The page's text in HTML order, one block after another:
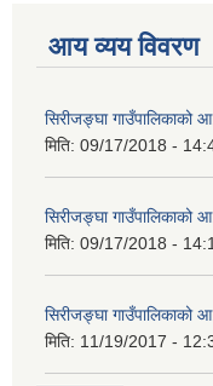
आय व्यय विवरण
सिरीजङ्घा
मिति: 09/17/2018 -
सिरीजङ्घा
मिति: 09/17/2018 -
सिरीजङ्घा
मिति: 11/19/2017 -